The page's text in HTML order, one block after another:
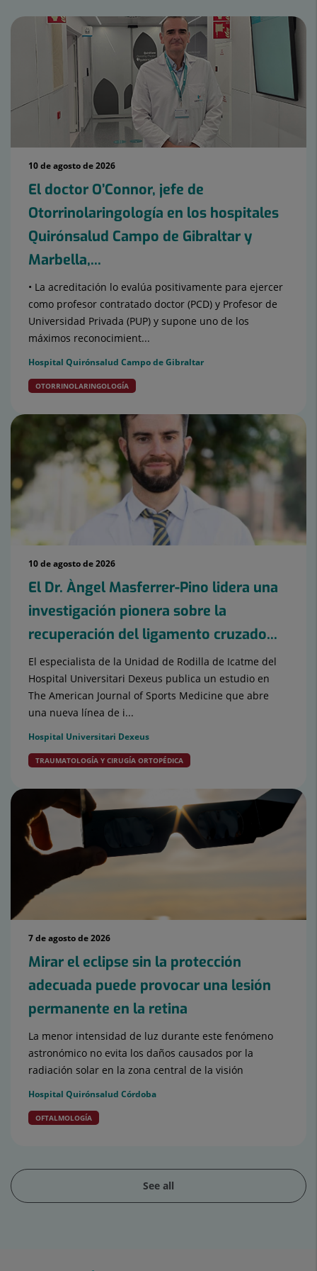
10 de agosto de 2026
El doctor O’Connor, jefe de
Otorrinolaringología en los hospitales
Quirónsalud Campo de Gibraltar y
Marbella,...
• La acreditación lo evalúa positivamente para ejercer
como profesor contratado doctor (PCD) y Profesor de
Universidad Privada (PUP) y supone uno de los
máximos reconocimient...
Hospital Quirónsalud Campo de Gibraltar
OTORRINOLARINGOLOGÍA
10 de agosto de 2026
El Dr. Àngel Masferrer-Pino lidera una
investigación pionera sobre la
recuperación del ligamento cruzado...
El especialista de la Unidad de Rodilla de Icatme del
Hospital Universitari Dexeus publica un estudio en
The American Journal of Sports Medicine que abre
una nueva línea de i...
Hospital Universitari Dexeus
TRAUMATOLOGÍA Y CIRUGÍA ORTOPÉDICA
7 de agosto de 2026
Mirar el eclipse sin la protección
adecuada puede provocar una lesión
permanente en la retina
La menor intensidad de luz durante este fenómeno
astronómico no evita los daños causados por la
radiación solar en la zona central de la visión
Hospital Quirónsalud Córdoba
OFTALMOLOGÍA
See all